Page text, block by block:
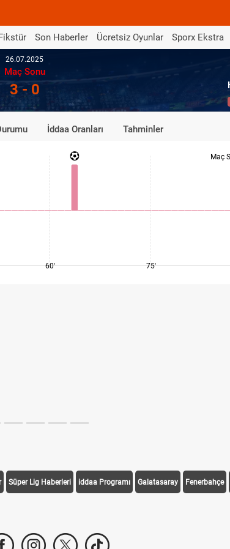
Son Haberler Ücretsiz Oyunlar Sporx Ekstra
26.07.2025
Maç Sonu
3 - 0
İddaa Oranları Tahminler
60' 75'
Maç
Süper Lig Haberleri iddaa Programı Galatasaray Fenerbahçe